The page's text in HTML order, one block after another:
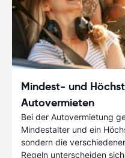
Mindest- und
Autovermieten
Bei der Autovermietung
Mindestalter und ein
sondern die
Regeln unterscheiden